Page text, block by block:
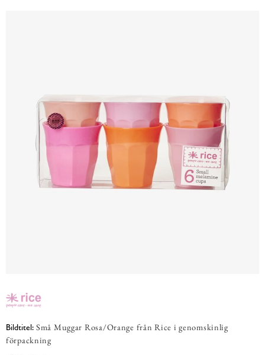
Bildtitel: Små Muggar Rosa/Orange från Rice i genomskinlig
förpackning